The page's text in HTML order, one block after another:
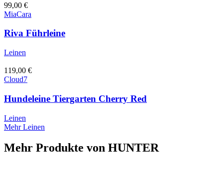
99,00 €
MiaCara
Riva Führleine
Leinen
119,00 €
Cloud7
Hundeleine Tiergarten Cherry Red
Leinen
Mehr Leinen
Mehr Produkte von HUNTER